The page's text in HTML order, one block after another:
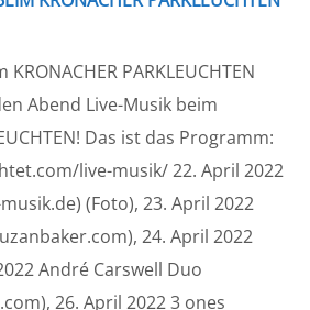
PARKLEUCHTEN
Abend Live-Musik beim
Das ist das Programm:
live-musik/ 22. April 2022
(Foto), 23. April 2022
24. April 2022
André Carswell Duo
26. April 2022 3 ones